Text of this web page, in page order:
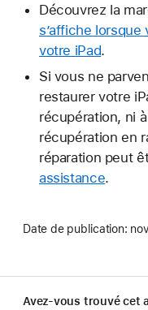
Découvrez la
s’affiche
votre iPad.
Si vous ne
restaurer votre
récupération, ni
récupération en
réparation peut
assistance.
Date de publication:
Avez-vous trouvé cet